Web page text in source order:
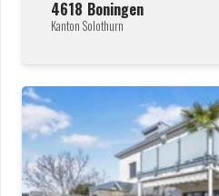
4618 Boningen
Kanton Solothurn